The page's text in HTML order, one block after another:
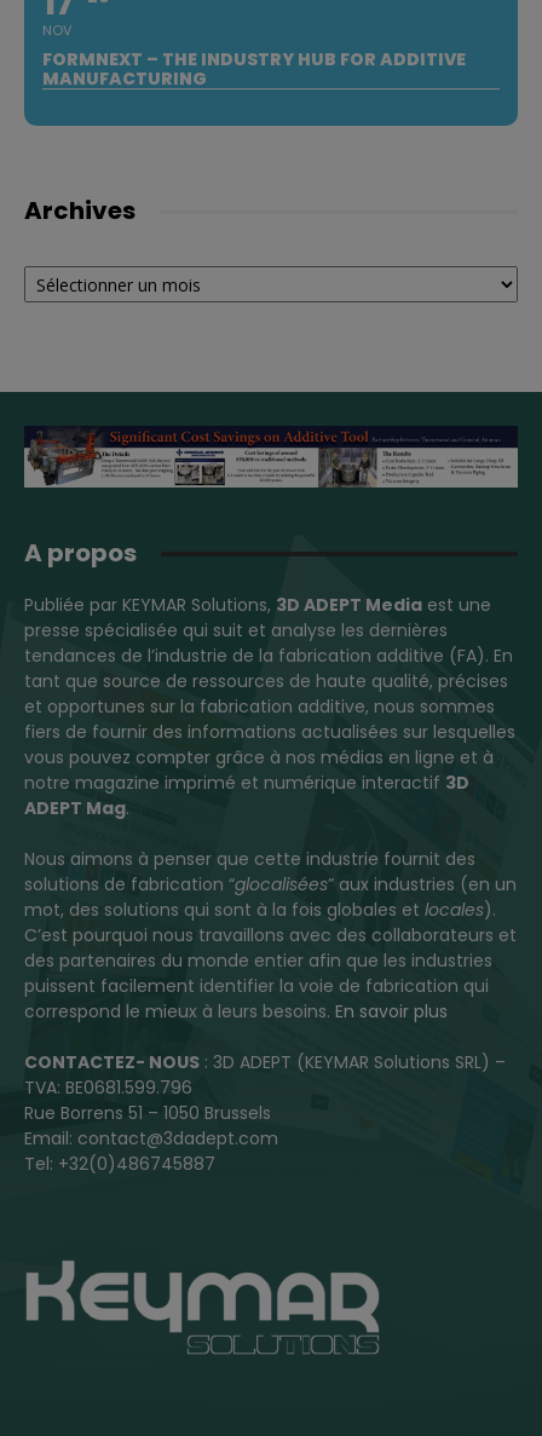
NOV
FORMNEXT – THE INDUSTRY HUB FOR ADDITIVE
MANUFACTURING
Archives
Archives
A propos
Publiée par KEYMAR Solutions, 3D ADEPT Media est une
presse spécialisée qui suit et analyse les dernières
tendances de l’industrie de la fabrication additive (FA). En
tant que source de ressources de haute qualité, précises
et opportunes sur la fabrication additive, nous sommes
fiers de fournir des informations actualisées sur lesquelles
vous pouvez compter grâce à nos médias en ligne et à
notre magazine imprimé et numérique interactif 3D
ADEPT Mag.
Nous aimons à penser que cette industrie fournit des
solutions de fabrication “glocalisées” aux industries (en un
mot, des solutions qui sont à la fois globales et locales).
C’est pourquoi nous travaillons avec des collaborateurs et
des partenaires du monde entier afin que les industries
puissent facilement identifier la voie de fabrication qui
correspond le mieux à leurs besoins. En savoir plus
CONTACTEZ- NOUS : 3D ADEPT (KEYMAR Solutions SRL) –
TVA: BE0681.599.796
Rue Borrens 51 – 1050 Brussels
Email: contact@3dadept.com
Tel: +32(0)486745887